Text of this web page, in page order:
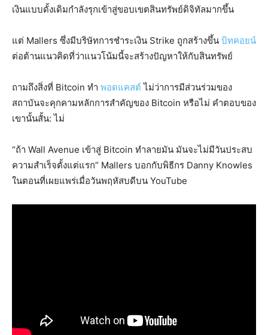
เงินแบบดั้งเดิมกำลังรุกเข้าสู่ขอบเขตสินทรัพย์ดิจิทัลมากขึ้น
แต่ Mallers ซึ่งมีบริษัทการชำระเงิน Strike ถูกสร้างขึ้น บิทคอยน์
ต่อต้านแนวคิดที่ว่าแนวโน้มนี้จะสร้างปัญหาให้กับสินทรัพย์
ถามถึงสิ่งที่ Bitcoin ทำ พอดแคสต์ไม่ว่าการมีส่วนร่วมของ
สถาบันจะคุกคามหลักการสำคัญของ Bitcoin หรือไม่ คำตอบของ
เขานั้นสั้น: ไม่
“ถ้า Wall Avenue เข้าสู่ Bitcoin ทำลายมัน มันจะไม่มีวันประสบ
ความสำเร็จตั้งแต่แรก” Mallers บอกกับพิธีกร Danny Knowles
ในตอนที่เผยแพร่เมื่อวันพฤหัสบดีบน YouTube